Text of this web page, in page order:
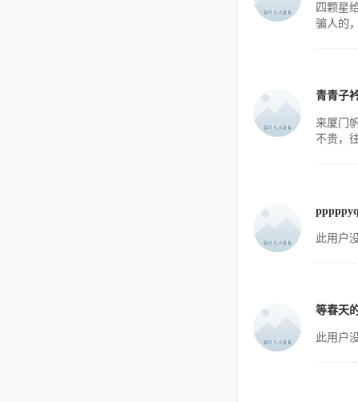
四颗星
骗人的
青青子
来厦门
不贵，
此用户
等春天
此用户